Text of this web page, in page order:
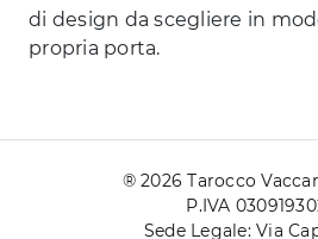
di design da scegliere in
propria porta.
® 2026 Tarocco
P.IVA
Sede Legale: Via